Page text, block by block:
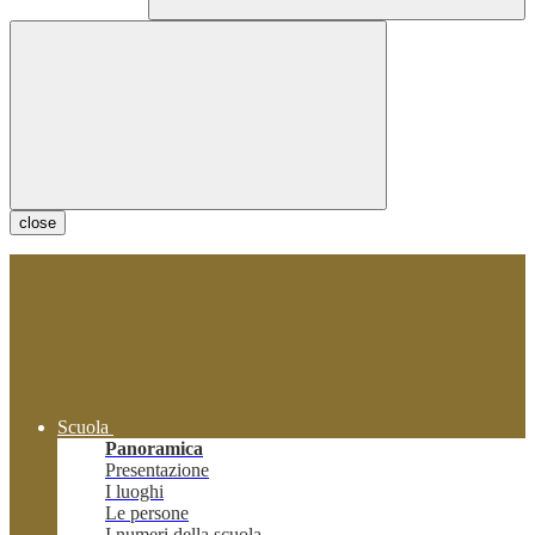
close
Scuola
Panoramica
Presentazione
I luoghi
Le persone